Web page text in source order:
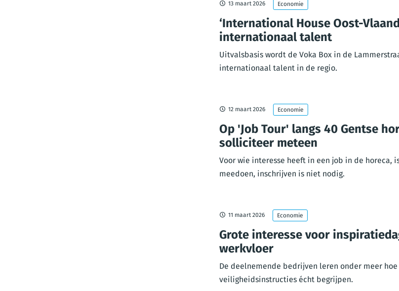
13 maart 2026 Economie
‘International House Oost-
internationaal talent
Uitvalsbasis wordt de Voka Box in de
internationaal talent in de regio.
12 maart 2026 Economie
Op 'Job Tour' langs 40 Gentse
solliciteer meteen
Voor wie interesse heeft in een job in de horeca,
meedoen, inschrijven is niet nodig.
11 maart 2026 Economie
Grote interesse voor
werkvloer
De deelnemende bedrijven leren onder meer
veiligheidsinstructies écht begrijpen.